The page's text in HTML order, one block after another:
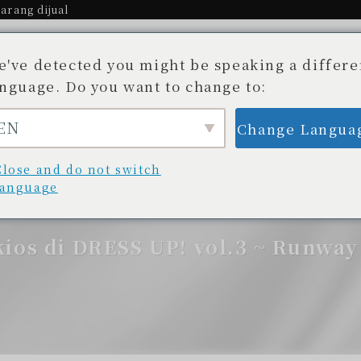
dijual
yang Tak Terungkap
Toko yang tersedia
Daftar toko Blog/
di DRESS UP! vol.3 ~ Runway
detected you might be speaking a
Do you want to change to:
Change
and do not switch